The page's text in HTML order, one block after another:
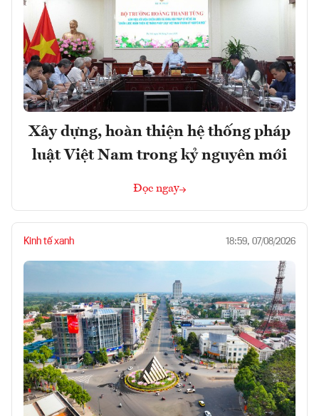
Xây dựng, hoàn thiện hệ thống pháp
luật Việt Nam trong kỷ nguyên mới
Đọc ngay
Kinh tế xanh 18:59, 07/08/2026